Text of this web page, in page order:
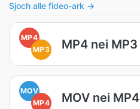
Sjoch alle fideo-ark →
MP4
MP3
MP4 nei MP3
MOV
MP4
MOV nei MP4